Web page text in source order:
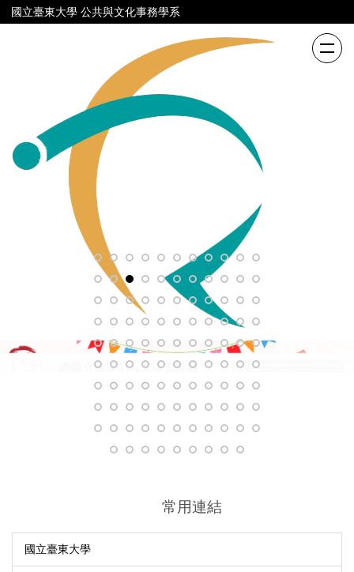
跳
到
國立臺東大學 公共與文化事務學系
常用連結
國立臺東大學